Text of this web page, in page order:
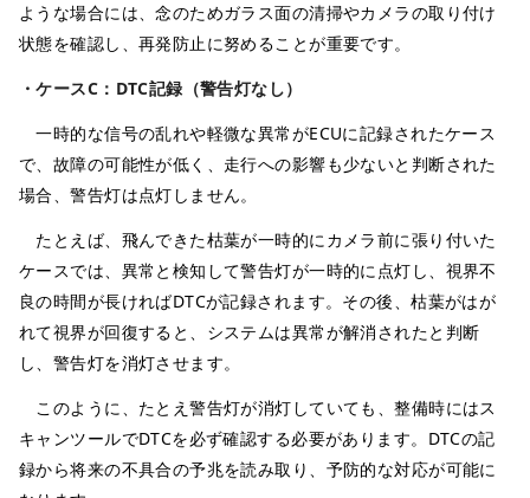
ような場合には、念のためガラス面の清掃やカメラの取り付け
状態を確認し、再発防止に努めることが重要です。
・ケースC：DTC記録（警告灯なし）
一時的な信号の乱れや軽微な異常がECUに記録されたケース
で、故障の可能性が低く、走行への影響も少ないと判断された
場合、警告灯は点灯しません。
たとえば、飛んできた枯葉が一時的にカメラ前に張り付いた
ケースでは、異常と検知して警告灯が一時的に点灯し、視界不
良の時間が長ければDTCが記録されます。その後、枯葉がはが
れて視界が回復すると、システムは異常が解消されたと判断
し、警告灯を消灯させます。
このように、たとえ警告灯が消灯していても、整備時にはス
キャンツールでDTCを必ず確認する必要があります。DTCの記
録から将来の不具合の予兆を読み取り、予防的な対応が可能に